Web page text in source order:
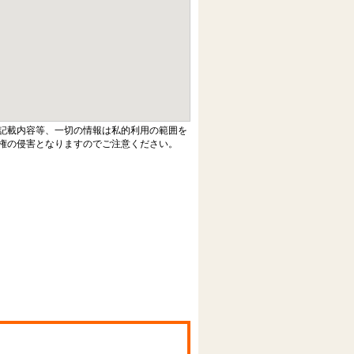
載内容等、一切の情報は私的利用の範囲を
侵害となりますのでご注意ください。